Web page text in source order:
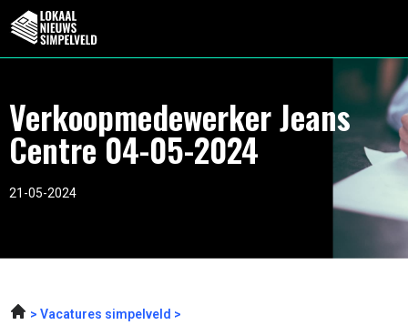
Verkoopmedewerker Jeans
Centre 04-05-2024
21-05-2024
Vacatures simpelveld